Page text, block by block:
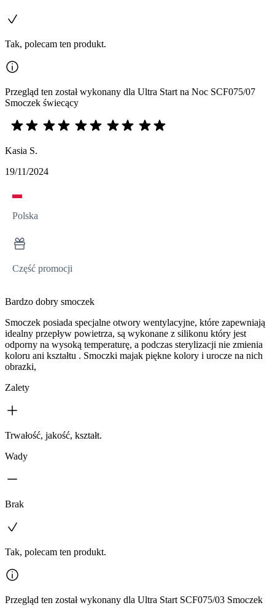
Tak, polecam ten produkt.
Przegląd ten został wykonany dla Ultra Start na Noc SCF075/07
Smoczek świecący
Kasia S.
19/11/2024
Polska
Część promocji
Bardzo dobry smoczek
Smoczek posiada specjalne otwory wentylacyjne, które zapewniają
idealny przepływ powietrza, są wykonane z silikonu który jest
odporny na wysoką temperaturę, a podczas sterylizacji nie zmienia
koloru ani kształtu . Smoczki majak piękne kolory i urocze na nich
obrazki,
Zalety
Trwałość, jakość, kształt.
Wady
Brak
Tak, polecam ten produkt.
Przegląd ten został wykonany dla Ultra Start SCF075/03 Smoczek